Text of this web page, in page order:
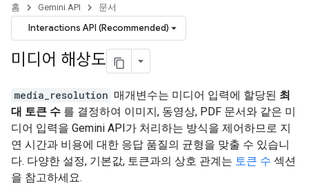
홈 Gemini API 문서
Interactions API (Recommended)
미디어 해상도
media_resolution 매개변수는 미디어 입력에 할당된 최
대 토큰 수 를 결정하여 이미지, 동영상, PDF 문서와 같은 미
디어 입력을 Gemini API가 처리하는 방식을 제어하므로 지
연 시간과 비용에 대한 응답 품질의 균형을 맞출 수 있습니
다. 다양한 설정, 기본값, 토큰과의 상호 관계는 토큰 수 섹션
을 참고하세요.